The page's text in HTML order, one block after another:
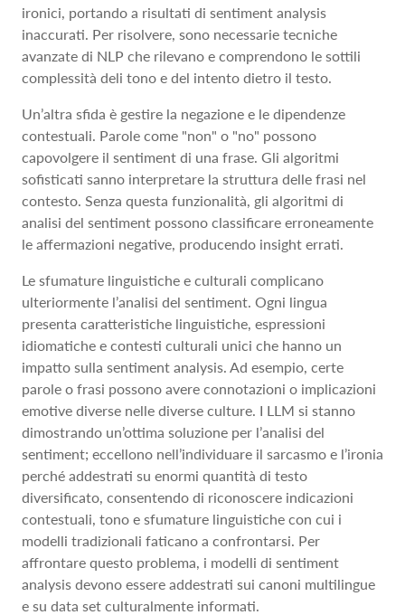
ironici, portando a risultati di sentiment analysis
inaccurati. Per risolvere, sono necessarie tecniche
avanzate di NLP che rilevano e comprendono le sottili
complessità deli tono e del intento dietro il testo.
Un’altra sfida è gestire la negazione e le dipendenze
contestuali. Parole come "non" o "no" possono
capovolgere il sentiment di una frase. Gli algoritmi
sofisticati sanno interpretare la struttura delle frasi nel
contesto. Senza questa funzionalità, gli algoritmi di
analisi del sentiment possono classificare erroneamente
le affermazioni negative, producendo insight errati.
Le sfumature linguistiche e culturali complicano
ulteriormente l’analisi del sentiment. Ogni lingua
presenta caratteristiche linguistiche, espressioni
idiomatiche e contesti culturali unici che hanno un
impatto sulla sentiment analysis. Ad esempio, certe
parole o frasi possono avere connotazioni o implicazioni
emotive diverse nelle diverse culture. I LLM si stanno
dimostrando un’ottima soluzione per l’analisi del
sentiment; eccellono nell’individuare il sarcasmo e l’ironia
perché addestrati su enormi quantità di testo
diversificato, consentendo di riconoscere indicazioni
contestuali, tono e sfumature linguistiche con cui i
modelli tradizionali faticano a confrontarsi. Per
affrontare questo problema, i modelli di sentiment
analysis devono essere addestrati sui canoni multilingue
e su data set culturalmente informati.